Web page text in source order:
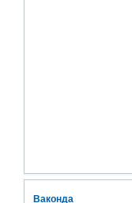
Ваконда